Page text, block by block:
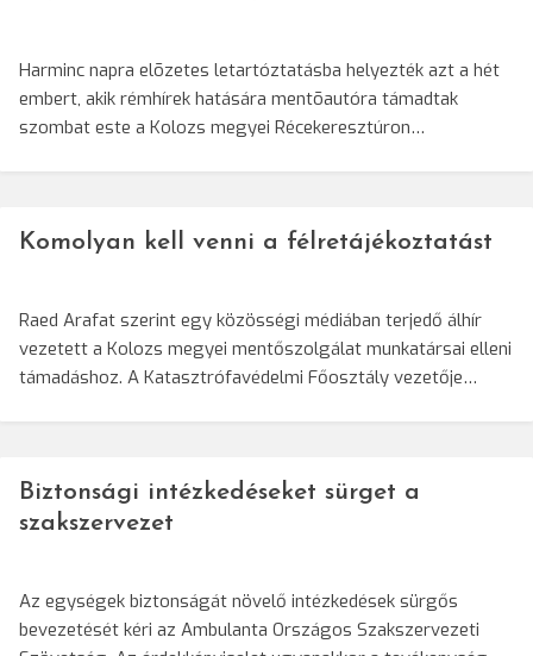
Harminc napra elõzetes letartóztatásba helyezték azt a hét
embert, akik rémhírek hatására mentõautóra támadtak
szombat este a Kolozs megyei Récekeresztúron…
Komolyan kell venni a félretájékoztatást
Raed Arafat szerint egy közösségi médiában terjedő álhír
vezetett a Kolozs megyei mentőszolgálat munkatársai elleni
támadáshoz. A Katasztrófavédelmi Főosztály vezetője…
Biztonsági intézkedéseket sürget a
szakszervezet
Az egységek biztonságát növelő intézkedések sürgős
bevezetését kéri az Ambulanta Országos Szakszervezeti